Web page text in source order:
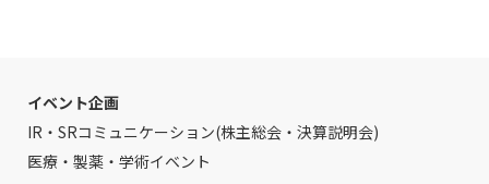
イベント企画
IR・SRコミュニケーション(株主総会・決算説明会)
医療・製薬・学術イベント